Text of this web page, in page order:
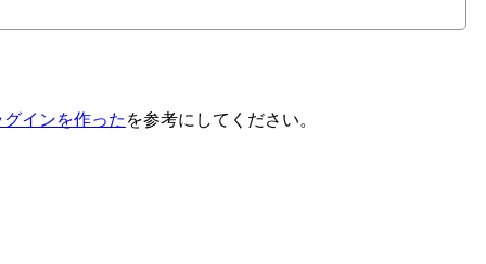
インを作った を参考にしてください。